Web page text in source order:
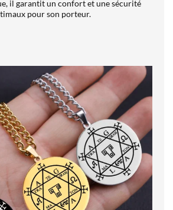
il garantit un confort et une sécurité
pour son porteur.